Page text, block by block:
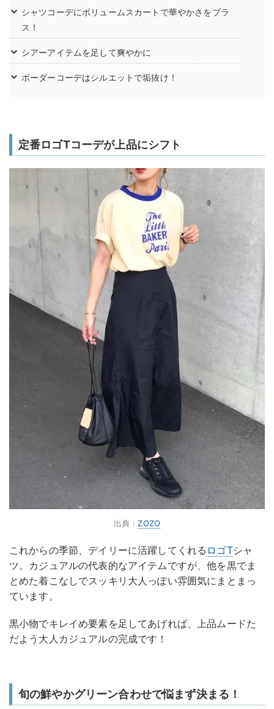
シャツコーデにボリュームスカートで華やかさをプラ
ス！
シアーアイテムを足して爽やかに
ボーダーコーデはシルエットで垢抜け！
定番ロゴTコーデが上品にシフト
出典：ZOZO
これからの季節、デイリーに活躍してくれる ロゴTシャ
ツ。カジュアルの代表的なアイテムですが、他を黒でま
とめた着こなしでスッキリ大人っぽい雰囲気にまとまっ
ています。
黒小物でキレイめ要素を足してあげれば、上品ムードた
だよう大人カジュアルの完成です！
旬の鮮やかグリーン合わせで悩まず決まる！